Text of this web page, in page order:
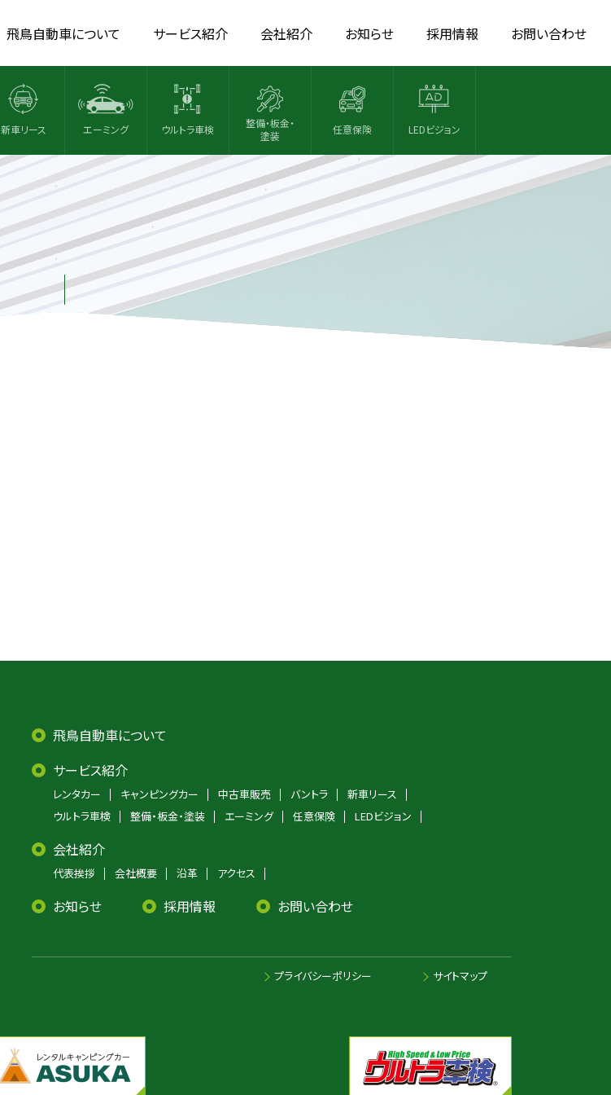
飛鳥自動車について サービス紹介
新車リース エーミング ウルトラ車検
整備・板金・
塗装
任意保険 LEDビジョン
会社紹介 お知らせ 採用情報 お問い合わせ
飛鳥自動車について
サービス紹介
レンタカー キャンピングカー 中古車販売 バントラ
新車リース
ウルトラ車検
整備・板金・塗装 エーミング 任意保険 LEDビジョン
会社紹介
代表挨拶 会社概要 沿革 アクセス
お知らせ 採用情報 お問い合わせ
プライバシーポリシー サイトマップ